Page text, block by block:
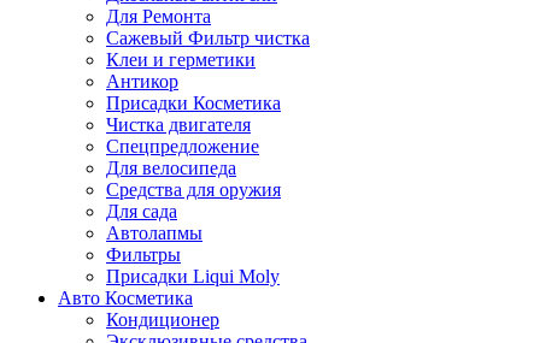
Для Ремонта
Сажевый Фильтр чистка
Клеи и герметики
Антикор
Присадки Косметика
Чистка двигателя
Спецпредложение
Для велосипеда
Средства для оружия
Для сада
Автолапмы
Фильтры
Присадки Liqui Moly
Авто Косметика
Кондиционер